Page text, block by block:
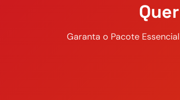
Garanta o Pacote Essencial